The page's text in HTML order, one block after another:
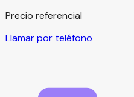
Precio referencial
Llamar por teléfono